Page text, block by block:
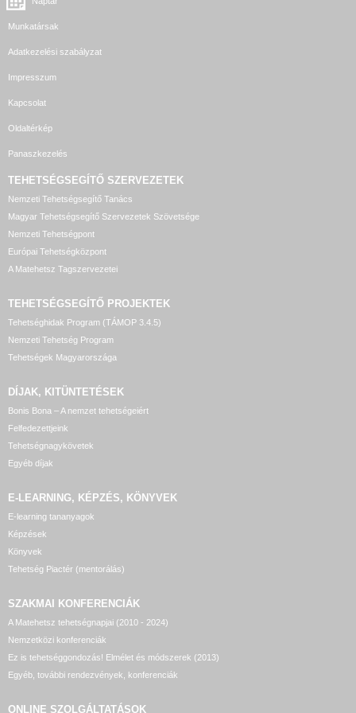
Munkatársak
Adatkezelési szabályzat
Impresszum
Kapcsolat
Oldaltérkép
Panaszkezelés
TEHETSÉGSEGÍTŐ SZERVEZETEK
Nemzeti Tehetségsegítő Tanács
Magyar Tehetségsegítő Szervezetek Szövetsége
Nemzeti Tehetségpont
Európai Tehetségközpont
A Matehetsz Tagszervezetei
TEHETSÉGSEGÍTŐ PROJEKTEK
Tehetséghidak Program (TÁMOP 3.4.5)
Nemzeti Tehetség Program
Tehetségek Magyarországa
DÍJAK, KITÜNTETÉSEK
Bonis Bona – A nemzet tehetségeiért
Felfedezettjeink
Tehetségnagykövetek
Egyéb díjak
E-LEARNING, KÉPZÉS, KÖNYVEK
E-learning tananyagok
Képzések
Könyvek
Tehetség Piactér (mentorálás)
SZAKMAI KONFERENCIÁK
A Matehetsz tehetségnapjai (2010 - 2024)
Nemzetközi konferenciák
Ez is tehetséggondozás! Elmélet és módszerek (2013)
Egyéb, további rendezvények, konferenciák
ONLINE SZOLGÁLTATÁSOK